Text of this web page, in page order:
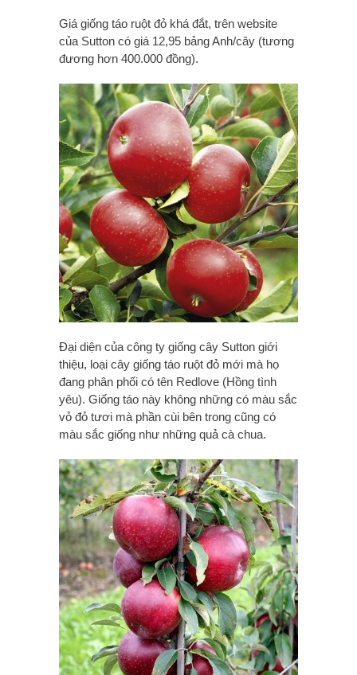
Giá giống táo ruột đỏ khá đắt, trên website
của Sutton có giá 12,95 bảng Anh/cây (tương
đương hơn 400.000 đồng).
Đại diện của công ty giống cây Sutton giới
thiệu, loại cây giống táo ruột đỏ mới mà họ
đang phân phối có tên Redlove (Hồng tình
yêu). Giống táo này không những có màu sắc
vỏ đỏ tươi mà phần cùi bên trong cũng có
màu sắc giống như những quả cà chua.